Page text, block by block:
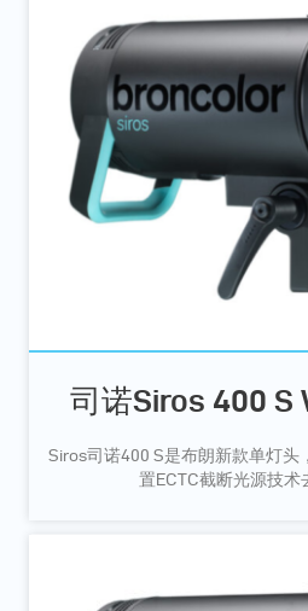
司诺Siros 400 S
Siros司诺400 S是布朗新款单灯头
置ECTC截断光源技术